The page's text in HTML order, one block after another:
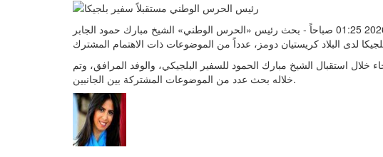
كتب ناصر المحيسن - الكويت في الثلاثاء 19 مايو 2026 01:25 صباحاً - بحث رئيس «الحرس الوطني» الشيخ مبارك حمود الجابر
خلال استقبال الشيخ مبارك الحمود للسفير البلجيكي، والوفد المرافق، وتم
خلاله بحث عدد من الموضوعات المشتركة بين الجانبين.